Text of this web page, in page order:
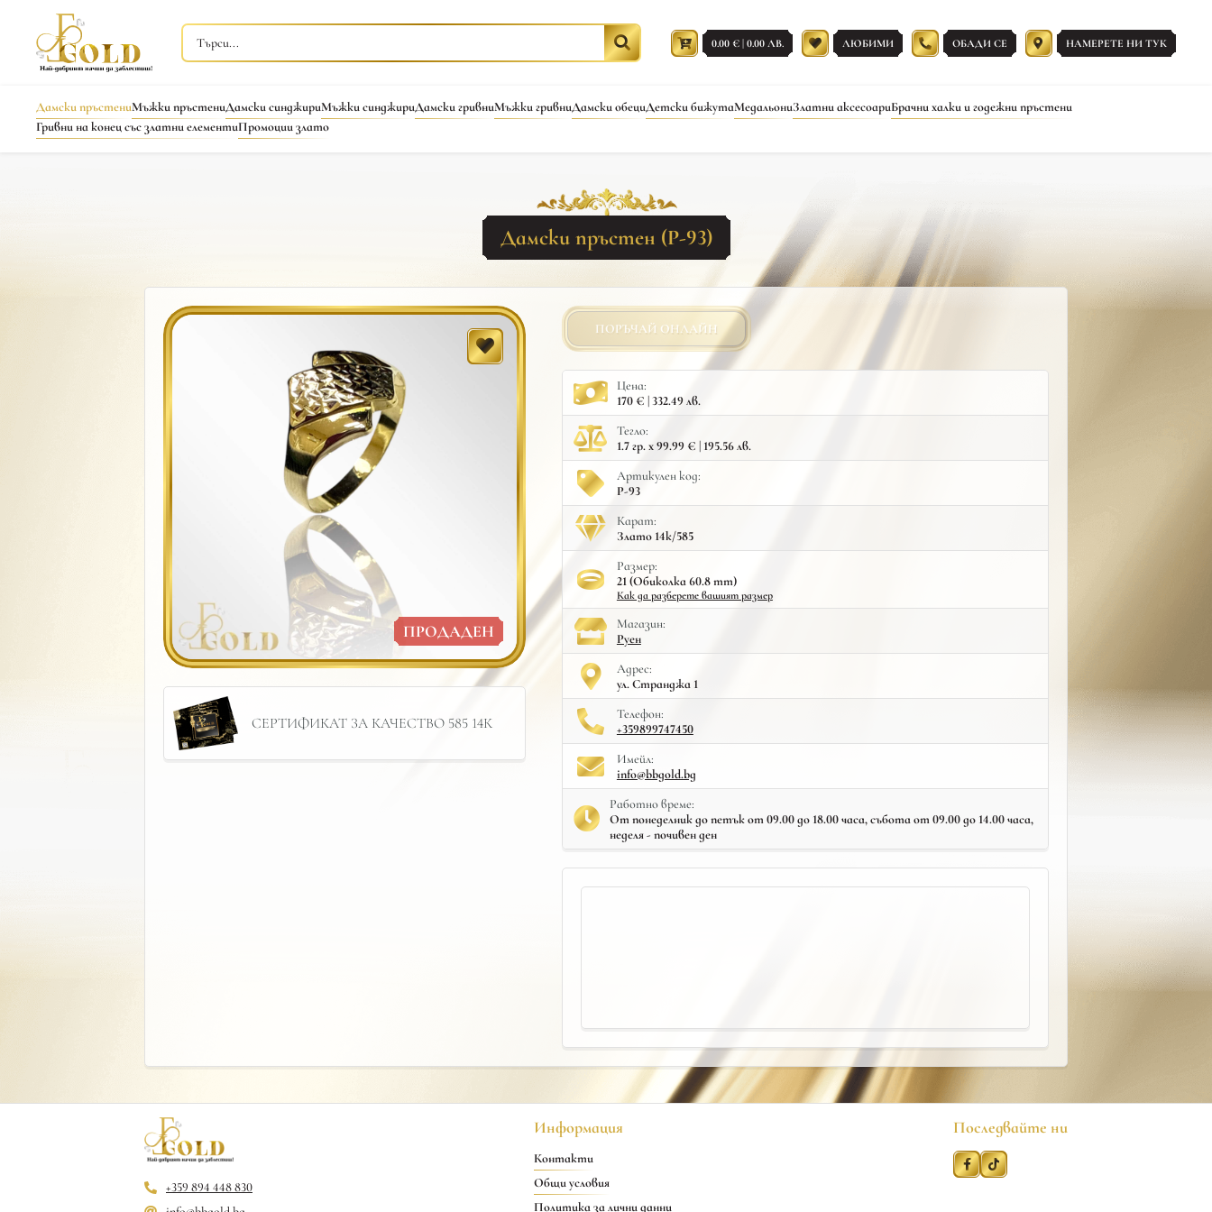
0.00 € | 0.00 ЛВ. ЛЮБИМИ ОБАДИ СЕ НАМЕРЕТЕ НИ ТУК
Дамски пръстениМъжки пръстениДамски синджириМъжки синджириДамски гривниМъжки гривниДамски обециДетски бижутаМедальониЗлатни аксесоариБрачни халки и годежни пръстени
Гривни на конец със златни елементиПромоции злато
Дамски пръстен (Р-93)
ПРОДАДЕН
СЕРТИФИКАТ ЗА КАЧЕСТВО 585 14К
ПОРЪЧАЙ ОНЛАЙН
Цена:
170 € | 332.49 лв.
Тегло:
1.7 гр. x 99.99 € | 195.56 лв.
Артикулен код:
Р-93
Карат:
Злато 14к/585
Размер:
21 (Обиколка 60.8 mm)
Как да разберете вашият размер
Mагазин:
Руен
Адрес:
ул. Странджа 1
Телефон:
+359899747450
Имейл:
info@bbgold.bg
Работно време:
От понеделник до петък от 09.00 до 18.00 часа, събота от 09.00 до 14.00 часа,
неделя - почивен ден
+359 894 448 830
Информация
Контакти
Общи условия
Политика за лични данни
Последвайте ни